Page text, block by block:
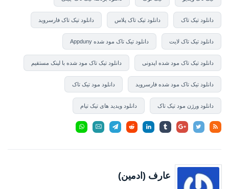
دانلود تیک تاک دانلود تیک تاک پلاس دانلود تیک تاک فارسروید
دانلود تیک تاک لایت دانلود تیک تاک مود شده Appduny
دانلود تیک تاک مود شده اپدونی دانلود تیک تاک مود شده با لینک مستقیم
دانلود تیک تاک مود شده فارسروید دانلود مود تیک تاک
دانلود ورژن مود تیک تاک دانلود ویدید های تیک تیام
عارف (ادمین)